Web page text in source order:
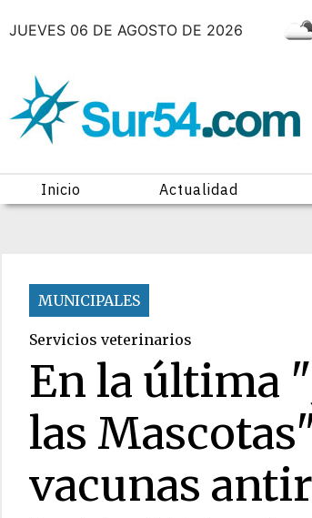
JUEVES 06 DE AGOSTO DE 2026
Inicio Actualidad
MUNICIPALES
Servicios veterinarios
En la última
las
vacunas